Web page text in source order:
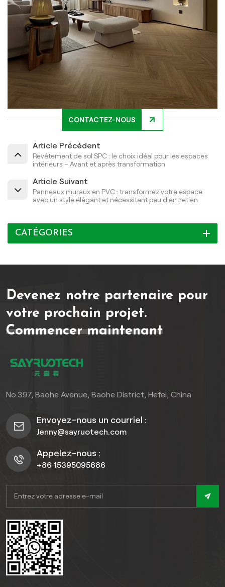
CONTACTEZ-NOUS
Article Précédent
Revêtement de sol SPC : le choix idéal pour les espaces
intérieurs – Avant et après transformation
Article Suivant
Panneaux muraux en PVC : transformez votre espace
avec un style élégant et nécessitant peu d'entretien
CATÉGORIES
Devenez notre partenaire pour
votre prochain projet.
Commencer maintenant
No.397, Baohe Avenue, Baohe District, Hefei, China
Envoyez-nous un courriel :
Jenny@sayruotech.com
Appelez-nous :
+86 15395095686